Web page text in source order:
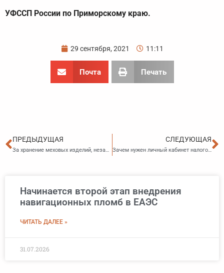
​УФССП России по Приморскому краю.
29 сентября, 2021 11:11
Почта Печать
Пред
ПРЕДЫДУЩАЯ
За хранение меховых изделий, незаконно ввезенных из Китая, коммерсантка из Находки заплатит штраф — 4,2 млн рублей. Товар хранился в принадлежащих ей торговых точках города. Правонарушение выявила Находкинская таможня.
СЛЕДУЮЩАЯ
Зачем нужен личный кабинет налогоплательщика юридическому лицу?
Начинается второй этап внедрения
навигационных пломб в ЕАЭС
ЧИТАТЬ ДАЛЕЕ »
31.07.2026